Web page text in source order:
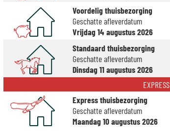
Voordelig thuisbezorging
Geschatte afleverdatum
Vrijdag 14 augustus 2026
Standaard thuisbezorging
Geschatte afleverdatum
Dinsdag 11 augustus 2026
EXPRESS
Express thuisbezorging
Geschatte afleverdatum
Maandag 10 augustus 2026